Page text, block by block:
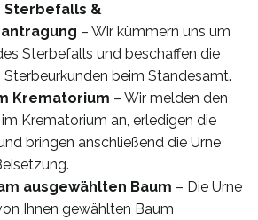
Sterbefalls &
– Wir kümmern uns um
Sterbefalls und beschaffen die
beim Standesamt.
Krematorium – Wir melden den
Krematorium an, erledigen die
bringen anschließend die Urne
ausgewählten Baum – Die Urne
Ihnen gewählten Baum